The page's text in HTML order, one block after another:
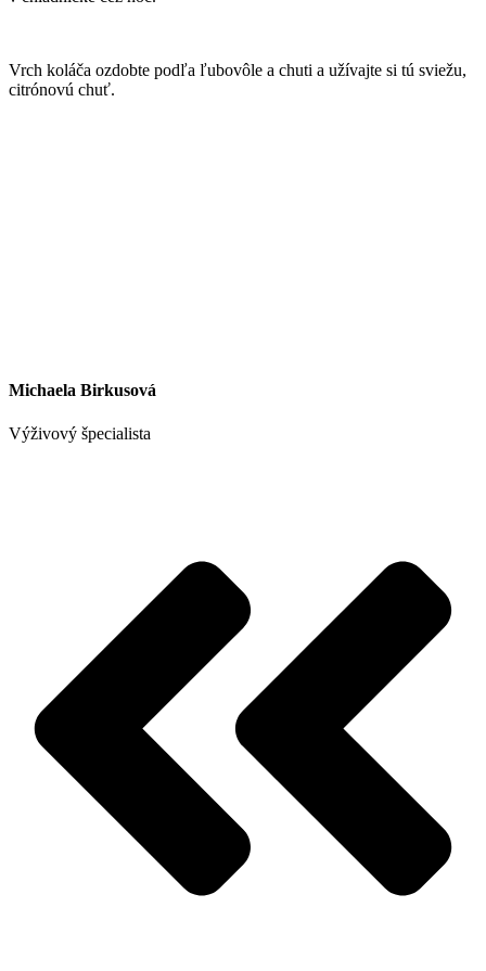
Vrch koláča ozdobte podľa ľubovôle a chuti a užívajte si tú sviežu,
citrónovú chuť.
Michaela Birkusová
Výživový špecialista